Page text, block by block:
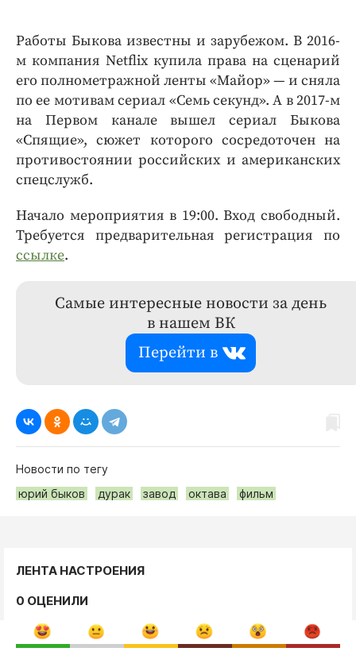
Работы Быкова известны и зарубежом. В 2016-
м компания Netflix купила права на сценарий
его полнометражной ленты «Майор» — и сняла
по ее мотивам сериал «Семь секунд». А в 2017-м
на Первом канале вышел сериал Быкова
«Спящие», сюжет которого сосредоточен на
противостоянии российских и американских
спецслужб.
Начало мероприятия в 19:00. Вход свободный.
Требуется предварительная регистрация по
ссылке.
Самые интересные новости за день
в нашем ВК
Перейти в
Новости по тегу
юрий быков
дурак завод октава фильм
ЛЕНТА НАСТРОЕНИЯ
0 ОЦЕНИЛИ